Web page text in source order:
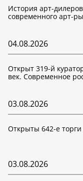
История арт-
современного арт-
04.08.2026
Открыт 319-й
век. Современное
03.08.2026
Открыты 642-е
03.08.2026